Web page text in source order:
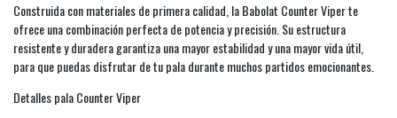
Construida con materiales de primera calidad, la Babolat Counter Viper te
ofrece una combinación perfecta de potencia y precisión. Su estructura
resistente y duradera garantiza una mayor estabilidad y una mayor vida útil,
para que puedas disfrutar de tu pala durante muchos partidos emocionantes.
Detalles pala Counter Viper